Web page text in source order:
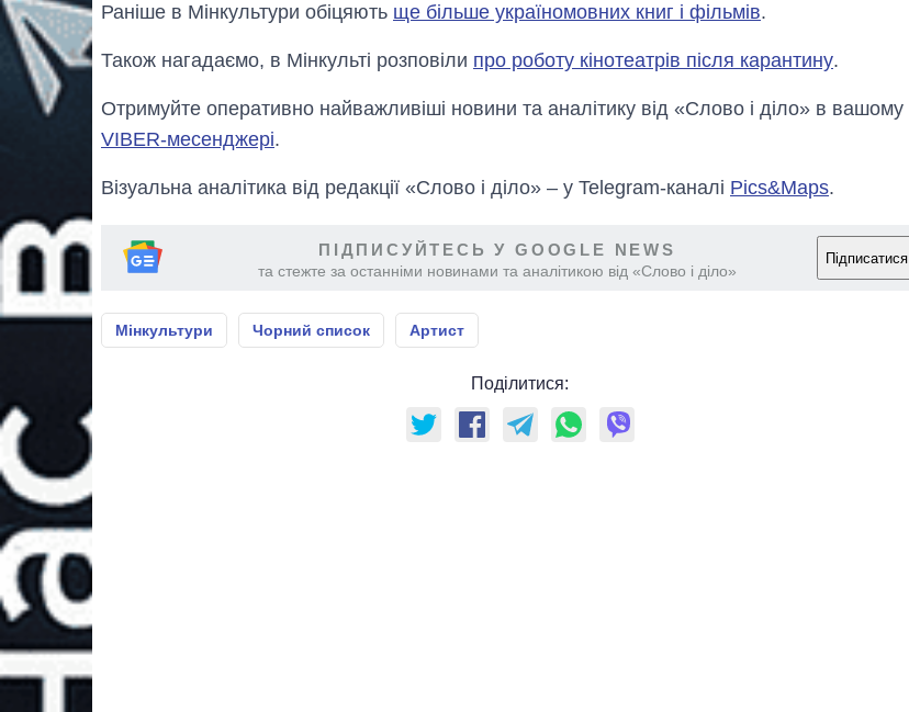
Раніше в Мінкультури обіцяють ще більше україномовних книг і фільмів.
Також нагадаємо, в Мінкульті розповіли про роботу кінотеатрів після карантину.
Отримуйте оперативно найважливіші новини та аналітику від «Слово і діло» в вашому
VIBER-месенджері.
Візуальна аналітика від редакції «Слово і діло» – у Telegram-каналі Pics&Maps.
ПІДПИСУЙТЕСЬ У GOOGLE NEWS
та стежте за останніми новинами та аналітикою від «Слово і діло»
Підписатися
Мінкультури Чорний список Артист
Поділитися: